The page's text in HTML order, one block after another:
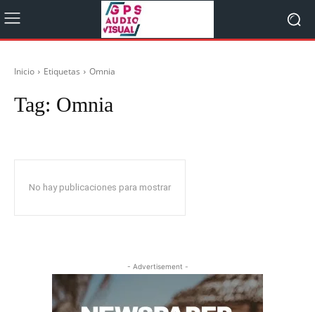
Inicio Etiquetas Omnia
Tag: Omnia
No hay publicaciones para mostrar
- Advertisement -